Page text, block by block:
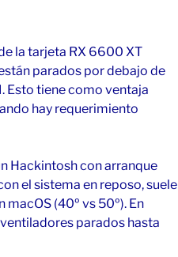
la tarjeta RX 6600 XT
parados por debajo de
Esto tiene como ventaja
hay requerimiento
Hackintosh con arranque
el sistema en reposo, suele
macOS (40º vs 50º). En
parados hasta